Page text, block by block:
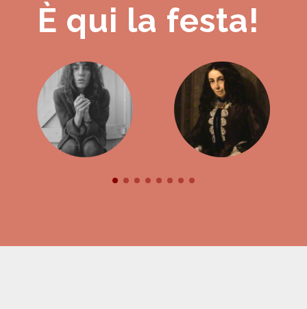
È qui la festa!